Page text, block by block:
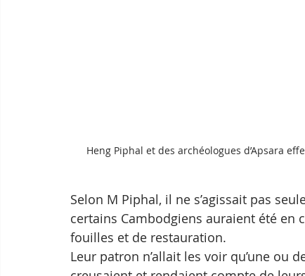
Heng Piphal et des archéologues d’Apsara
Selon M Piphal, il ne s’agissait pas
certains Cambodgiens auraient été en
fouilles et de restauration.
Leur patron n’allait les voir qu’une ou